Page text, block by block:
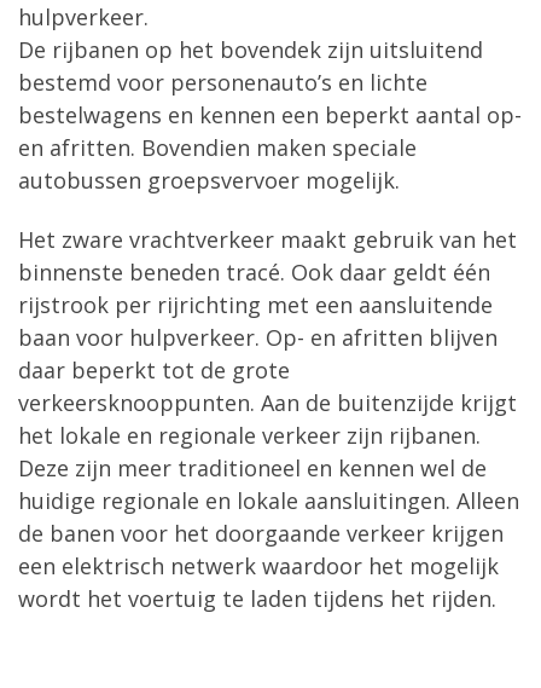
hulpverkeer.
De rijbanen op het bovendek zijn uitsluitend
bestemd voor personenauto’s en lichte
bestelwagens en kennen een beperkt aantal op-
en afritten. Bovendien maken speciale
autobussen groepsvervoer mogelijk.
Het zware vrachtverkeer maakt gebruik van het
binnenste beneden tracé. Ook daar geldt één
rijstrook per rijrichting met een aansluitende
baan voor hulpverkeer. Op- en afritten blijven
daar beperkt tot de grote
verkeersknooppunten. Aan de buitenzijde krijgt
het lokale en regionale verkeer zijn rijbanen.
Deze zijn meer traditioneel en kennen wel de
huidige regionale en lokale aansluitingen. Alleen
de banen voor het doorgaande verkeer krijgen
een elektrisch netwerk waardoor het mogelijk
wordt het voertuig te laden tijdens het rijden.